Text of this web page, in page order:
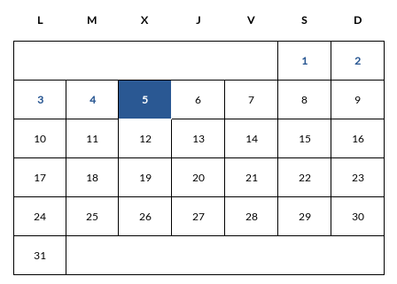
L M X J V S D
1 2
3 4 5 6 7 8 9
10 11 12 13 14 15 16
17 18 19 20 21 22 23
24 25 26 27 28 29 30
31